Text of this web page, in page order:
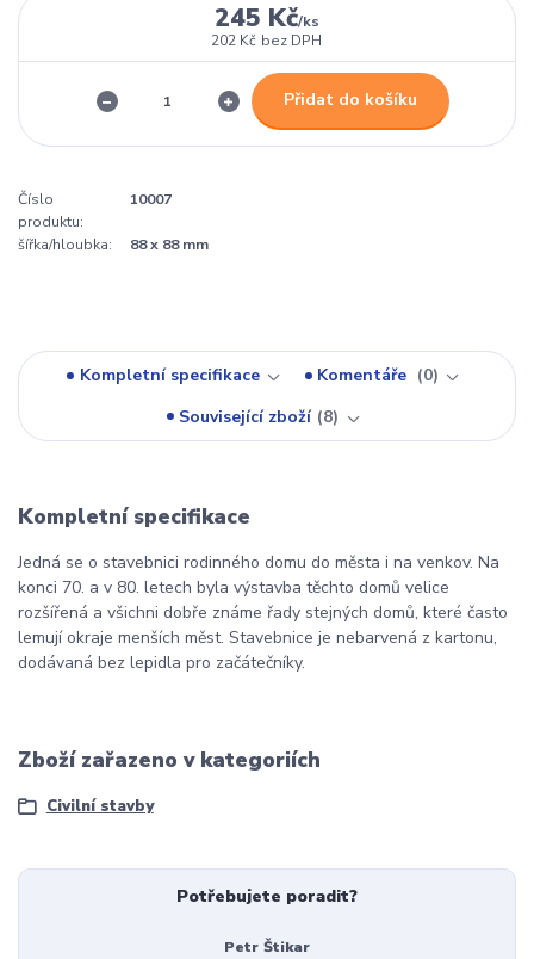
245 Kč/ks
202 Kč bez DPH
Přidat do košíku
Číslo
produktu:
10007
šířka/hloubka: 88 x 88 mm
Kompletní specifikace Komentáře
0
Související zboží 8
Kompletní specifikace
Jedná se o stavebnici rodinného domu do města i na venkov. Na
konci 70. a v 80. letech byla výstavba těchto domů velice
rozšířená a všichni dobře známe řady stejných domů, které často
lemují okraje menších měst. Stavebnice je nebarvená z kartonu,
dodávaná bez lepidla pro začátečníky.
Zboží zařazeno v kategoriích
Civilní stavby
Potřebujete poradit?
Petr Štikar